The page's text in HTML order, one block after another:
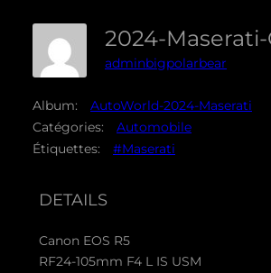
adminbigpolarbear
Album:
AutoWorld-2024-Maserati
Catégories:
Automobile
Étiquettes:
#Maserati
DETAILS
Canon EOS R5
RF24-105mm F4 L IS USM